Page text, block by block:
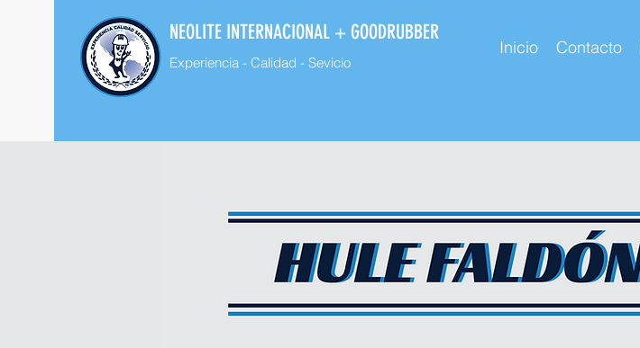
NEOLITE INTERNACIONAL + GOODRUBBER
Experiencia - Calidad - Sevicio
Inicio Contacto